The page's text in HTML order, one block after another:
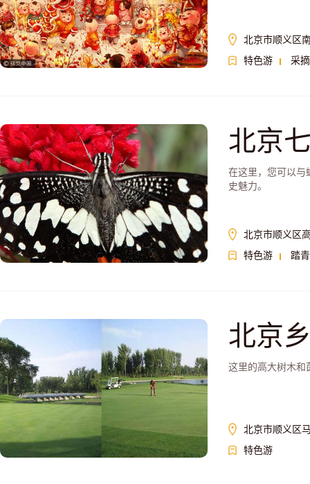
北京市顺义区
特色游
采摘
北京
在这里，您可以与
史魅力。
北京市顺义区
特色游
踏青
北京
这里的高大树木和
北京市顺义区
特色游